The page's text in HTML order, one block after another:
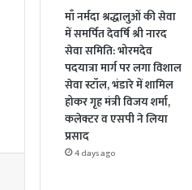
माँ नर्मदा श्रद्धालुओं की सेवा
में समर्पित देवर्षि श्री नारद
सेवा समिति: भोरमदेव
पदयात्रा मार्ग पर लगा विशाल
सेवा स्टॉल, भंडारे में शामिल
होकर गृह मंत्री विजय शर्मा,
कलेक्टर व एसपी ने लिया
प्रसाद
4 days ago